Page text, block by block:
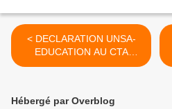
< DECLARATION UNSA-
EDUCATION AU CTA
(indemnitaire)
Hébergé par Overblog